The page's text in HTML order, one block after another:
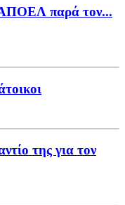
ΑΠΟΕΛ παρά τον...
της για τον